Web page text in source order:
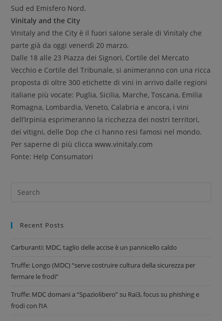
Sud ed Emisfero Nord.
Vinitaly and the City
Vinitaly and the City è il fuori salone serale di Vinitaly che
parte già da oggi venerdì 20 marzo.
Dalle 18 alle 23 Piazza dei Signori, Cortile del Mercato
Vecchio e Cortile del Tribunale, si animeranno con una ricca
proposta di oltre 300 etichette di vini in arrivo dalle regioni
italiane più vocate: Puglia, Sicilia, Marche, Toscana, Emilia
Romagna, Lombardia, Veneto, Calabria e ancora, i vini
dell’Irpinia esprimeranno la ricchezza dei nostri territori,
dei vitigni, delle Dop che ci hanno resi famosi nel mondo.
Per saperne di più clicca www.vinitaly.com
Fonte: Help Consumatori
Recent Posts
Carburanti: MDC, taglio delle accise è un pannicello caldo
Truffe: Longo (MDC) “serve costruire cultura della sicurezza per
fermare le frodi”
Truffe: MDC domani a “Spaziolibero” su Rai3, focus su phishing e
frodi con l’IA